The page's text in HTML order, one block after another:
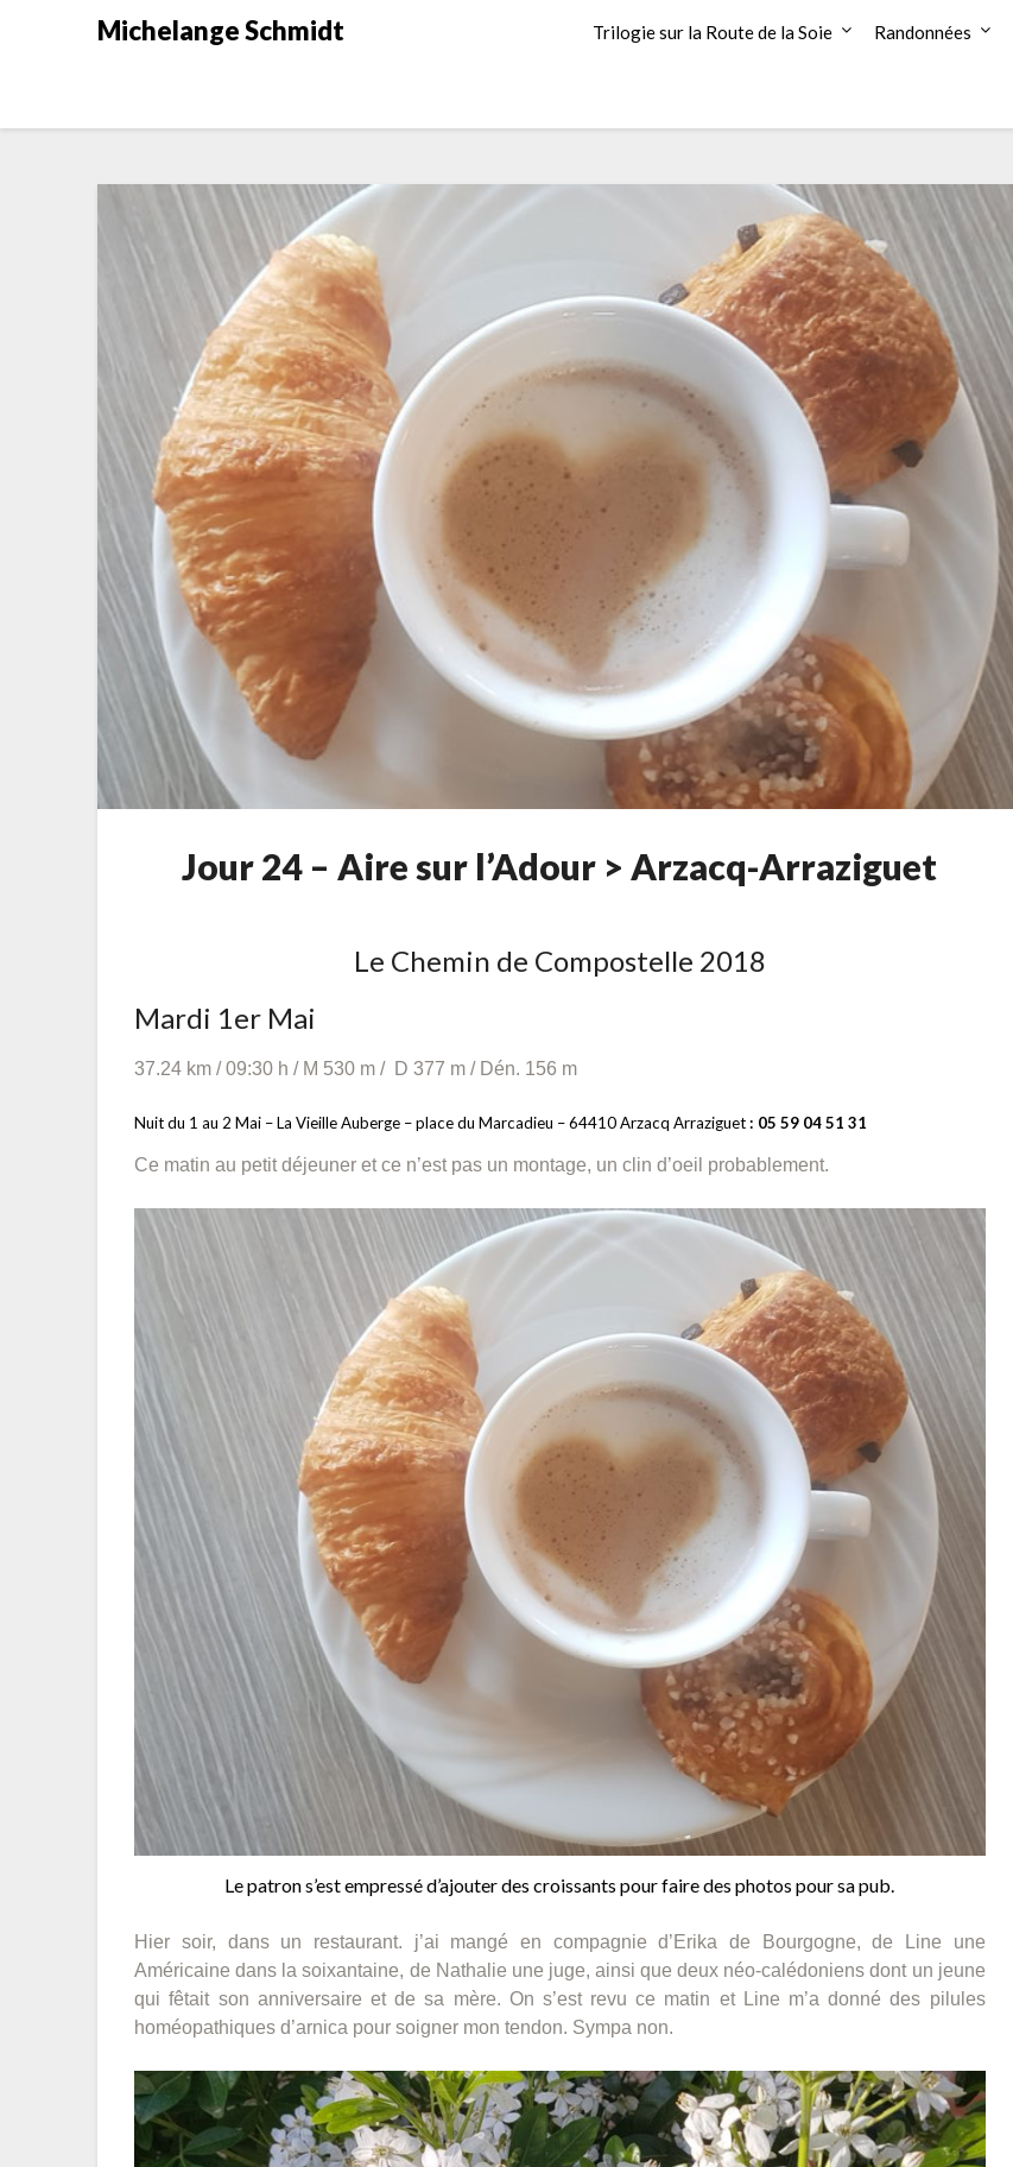
Michelange Schmidt Trilogie sur la Route de la Soie Randonnées
Jour 24 – Aire sur l’Adour > Arzacq-Arraziguet
Le Chemin de Compostelle 2018
Mardi 1er Mai
37.24 km / 09:30 h / M 530 m / D 377 m / Dén. 156 m
Nuit du 1 au 2 Mai – La Vieille Auberge – place du Marcadieu – 64410 Arzacq Arraziguet: 05 59 04 51 31
Ce matin au petit déjeuner et ce n’est pas un montage, un clin d’oeil probablement.
Le patron s’est empressé d’ajouter des croissants pour faire des photos pour sa pub.
Hier soir, dans un restaurant. j’ai mangé en compagnie d’Erika de Bourgogne, de Line une
Américaine dans la soixantaine, de Nathalie une juge, ainsi que deux néo-calédoniens dont un jeune
qui fêtait son anniversaire et de sa mère. On s’est revu ce matin et Line m’a donné des pilules
homéopathiques d’arnica pour soigner mon tendon. Sympa non.